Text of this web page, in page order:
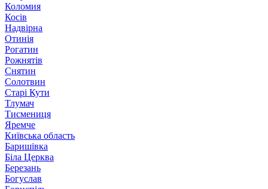
Коломия
Косів
Надвірна
Отинія
Рогатин
Рожнятів
Снятин
Солотвин
Старі Кути
Тлумач
Тисмениця
Яремче
Київська область
Баришівка
Біла Церква
Березань
Богуслав